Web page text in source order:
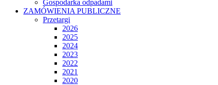
Gospodarka odpadami
ZAMÓWIENIA PUBLICZNE
Przetargi
2026
2025
2024
2023
2022
2021
2020